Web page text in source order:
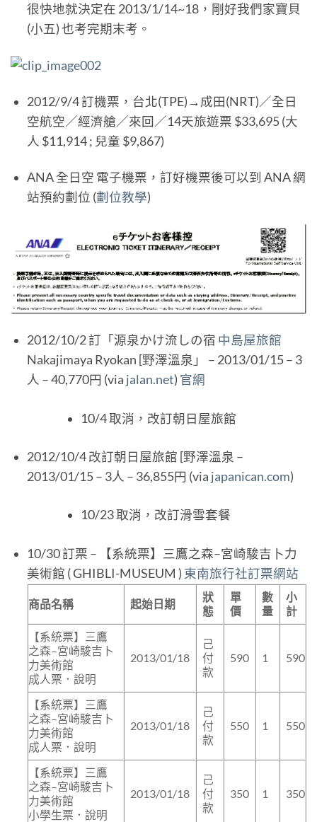
很快地就決定在 2013/1/14~18，剛好我們家寶貝
(小五) 也考完期末考。
2012/9/4 訂機票，台北(TPE)→成田(NRT)／全日
空航空／經濟艙／來回／14天旅遊票 $33,695 (大
人 $11,914 ; 兒童 $9,867)
ANA 全日空 電子機票，訂好機票後可以到 ANA 網
站預約劃位 (劃位教學)
2012/10/2 訂「源泉かけ流しの宿 中島屋旅館
Nakajimaya Ryokan [野澤溫泉」 – 2013/01/15 – 3
人 – 40,770円 (via jalan.net) 官網
10/4 取消，改訂朝日屋旅館
2012/10/4 改訂朝日屋旅館 [野澤溫泉 –
2013/01/15 – 3人 – 36,855円 (via japanican.com)
10/23 取消，改訂滑雪套餐
10/30 訂票 – 【系統票】三鷹之森–宮崎駿吉卜力
美術館 ( GHIBLI-MUSEUM ) 東南旅行社訂票網站
商品名稱 起始日期
狀
態
單
價
數
量
小
計
【系統票】三鷹
之森–宮崎駿吉卜
力美術館
成人票．說明
2013/01/18
己
付
款
590 1 590
【系統票】三鷹
之森–宮崎駿吉卜
力美術館
成人票．說明
2013/01/18
己
付
款
550 1 550
【系統票】三鷹
之森–宮崎駿吉卜
力美術館
小學生票．說明
2013/01/18
己
付
款
350 1 350